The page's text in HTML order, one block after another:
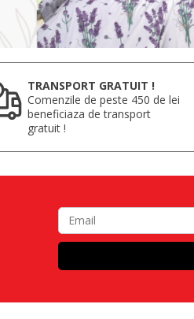
TRANSPORT GRATUIT !
Comenzile de peste 450 de lei
beneficiaza de transport
gratuit !